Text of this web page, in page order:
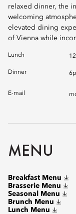
relaxed dinner, the
welcoming
elevated dining
of Vienna while
Lunch
Dinner
E-mail
MENU
Breakfast Menu
Brasserie Menu
Seasonal Menu
Brunch Menu
Lunch Menu